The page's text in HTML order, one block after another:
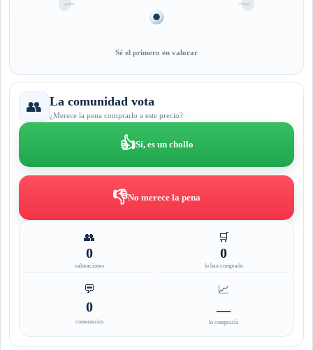
Sé el primero en valorar
👥 La comunidad vota
¿Merece la pena comprarlo a este precio?
👍Sí, es un chollo
👎No merece la pena
👥
0
valoraciones
🛒
0
lo han comprado
💬
0
comentarios
📈
—
lo compraría